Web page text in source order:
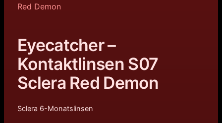
Red Demon
Eyecatcher –
Kontaktlinsen S07
Sclera Red Demon
Sclera 6-Monatslinsen